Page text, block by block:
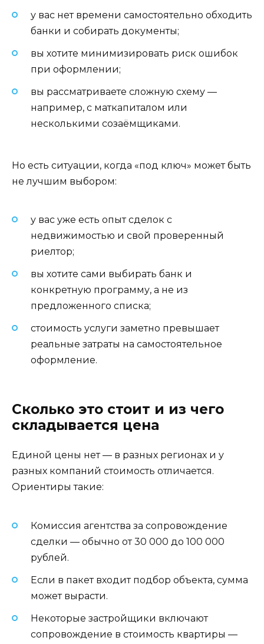
у вас нет времени самостоятельно обходить
банки и собирать документы;
вы хотите минимизировать риск ошибок
при оформлении;
вы рассматриваете сложную схему —
например, с маткапиталом или
несколькими созаёмщиками.
Но есть ситуации, когда «под ключ» может быть
не лучшим выбором:
у вас уже есть опыт сделок с
недвижимостью и свой проверенный
риелтор;
вы хотите сами выбирать банк и
конкретную программу, а не из
предложенного списка;
стоимость услуги заметно превышает
реальные затраты на самостоятельное
оформление.
Сколько это стоит и из чего
складывается цена
Единой цены нет — в разных регионах и у
разных компаний стоимость отличается.
Ориентиры такие:
Комиссия агентства за сопровождение
сделки — обычно от 30 000 до 100 000
рублей.
Если в пакет входит подбор объекта, сумма
может вырасти.
Некоторые застройщики включают
сопровождение в стоимость квартиры —